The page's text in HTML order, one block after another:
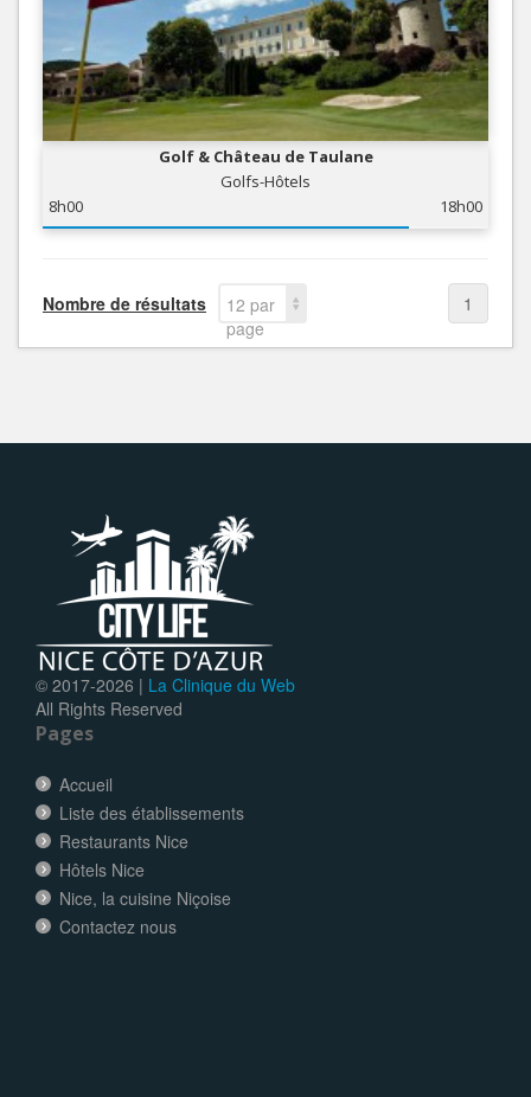
Golf & Château de Taulane
Golfs-Hôtels
8h00
18h00
Nombre de résultats
12 par
page
1
© 2017-2026 | La Clinique du Web
All Rights Reserved
Pages
Accueil
Liste des établissements
Restaurants Nice
Hôtels Nice
Nice, la cuisine Niçoise
Contactez nous